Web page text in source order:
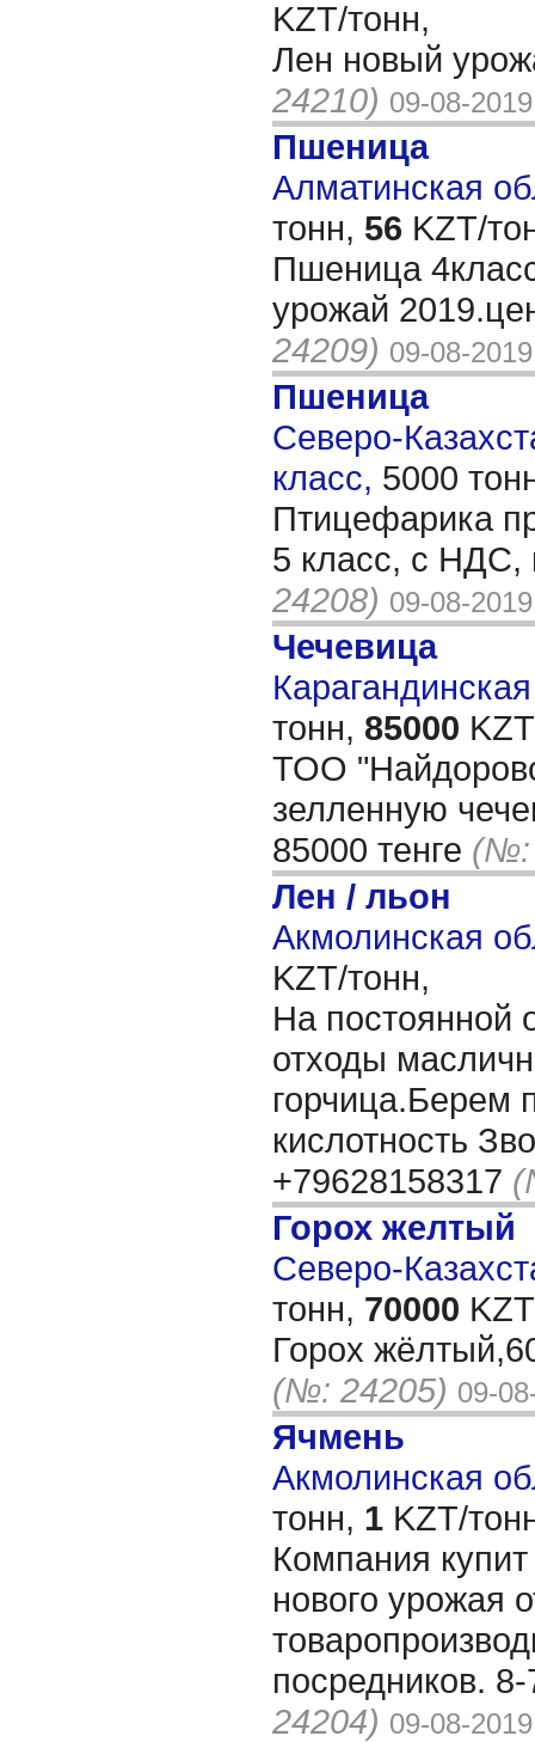
KZT/тонн,
Лен новый
24210) 09-08-2019
Пшеница
Алматинская
тонн, 56 KZT/
Пшеница
урожай
24209) 09-08-2019
Пшеница
Северо-
класс, 5000
Птицефарика
5 класс, с НДС,
24208) 09-08-2019
Чечевица
тонн, 85000
ТОО
зелленную
85000 тенге (№:
Лен / льон
Акмолинская
KZT/тонн,
На постоянной
отходы
горчица.Берем
кислотность
+79628158317
Горох желтый
Северо-
тонн, 70000
Горох
(№: 24205) 09-
Ячмень
Акмолинская
тонн, 1 KZT/
Компания
нового урожая
посредников.
24204) 09-08-2019